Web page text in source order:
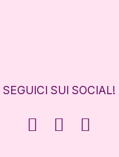
SEGUICI SUI SOCIAL!